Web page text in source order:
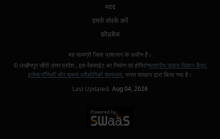
मदद
हमसे संपर्क करें
फ़ीडबैक
यह सामग्री जिला प्रशासन के अधीन है।
© लखीमपुर खीरी उत्तर प्रदेश , इस वेबसाईट का निर्माण एवं होस्टिंगराष्ट्रीय सूचना विज्ञान केंद्र,
इलेक्ट्रॉनिकी और सूचना प्रौद्योगिकी मंत्रालय, भारत सरकार द्वारा किया गया है।
Last Updated: Aug 04, 2026